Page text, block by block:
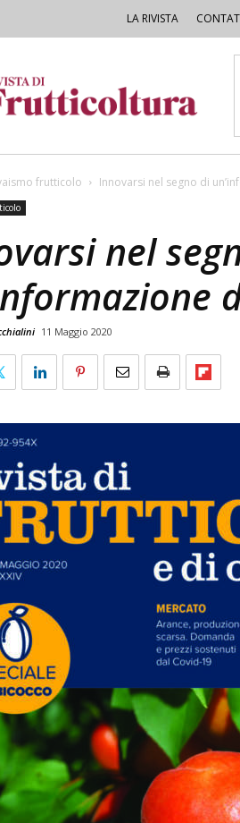
LA RIVISTA
frutticolo Innovarsi nel segno di
nel
11 Maggio 2020